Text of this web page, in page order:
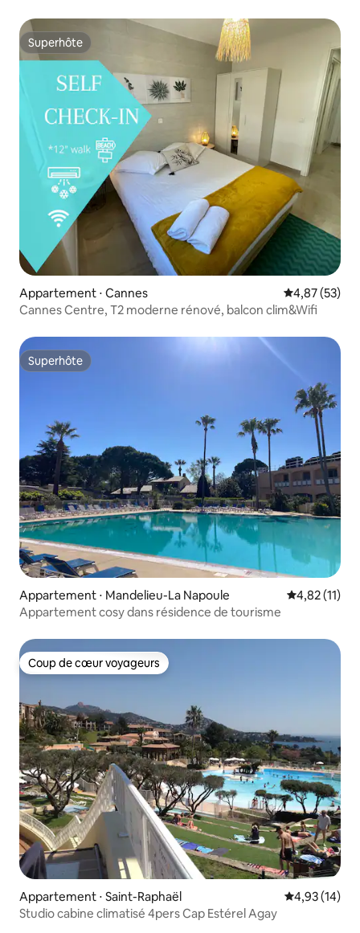
Superhôte
Superhôte
Appartement ⋅ Cannes Évaluation
4,87 (53)
Cannes Centre, T2 moderne rénové, balcon clim&Wifi
Superhôte
Superhôte
Appartement ⋅ Mandelieu-La Napoule Évaluation
4,82 (11)
Appartement cosy dans résidence de tourisme
Coup de cœur voyageurs
Coup de cœur voyageurs
Appartement ⋅ Saint-Raphaël Évaluation
4,93 (14)
Studio cabine climatisé 4pers Cap Estérel Agay